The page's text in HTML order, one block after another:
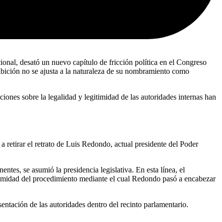
desató un nuevo capítulo de fricción política en el Congreso
no se ajusta a la naturaleza de su nombramiento como
sobre la legalidad y legitimidad de las autoridades internas han
retirar el retrato de Luis Redondo, actual presidente del Poder
se asumió la presidencia legislativa. En esta línea, el
del procedimiento mediante el cual Redondo pasó a encabezar
de las autoridades dentro del recinto parlamentario.